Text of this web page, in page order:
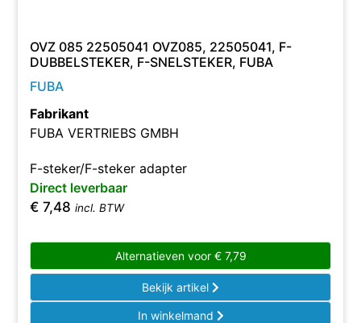
OVZ 085 22505041 OVZ085, 22505041, F-
DUBBELSTEKER, F-SNELSTEKER, FUBA
FUBA
Fabrikant
FUBA VERTRIEBS GMBH
F-steker/F-steker adapter
Direct leverbaar
€ 7,48 incl. BTW
Alternatieven voor €7,79
Bekijk artikel
In winkelmand